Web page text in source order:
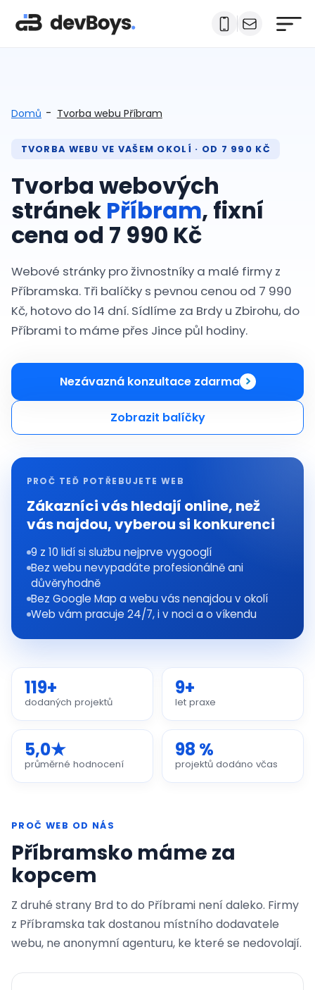
Domů - Tvorba webu Příbram
TVORBA WEBU VE VAŠEM OKOLÍ · OD 7 990 KČ
Tvorba webových
stránek Příbram, fixní
cena od 7 990 Kč
Webové stránky pro živnostníky a malé firmy z
Příbramska. Tři balíčky s pevnou cenou od 7 990
Kč, hotovo do 14 dní. Sídlíme za Brdy u Zbirohu, do
Příbrami to máme přes Jince půl hodiny.
Nezávazná konzultace zdarma
Zobrazit balíčky
PROČ TEĎ POTŘEBUJETE WEB
Zákazníci vás hledají online, než
vás najdou, vyberou si konkurenci
9 z 10 lidí si službu nejprve vygooglí
Bez webu nevypadáte profesionálně ani
důvěryhodně
Bez Google Map a webu vás nenajdou v okolí
Web vám pracuje 24/7, i v noci a o víkendu
119+
dodaných projektů
9+
let praxe
5,0★
průměrné hodnocení
98 %
projektů dodáno včas
PROČ WEB OD NÁS
Příbramsko máme za
kopcem
Z druhé strany Brd to do Příbrami není daleko. Firmy
z Příbramska tak dostanou místního dodavatele
webu, ne anonymní agenturu, ke které se nedovolají.